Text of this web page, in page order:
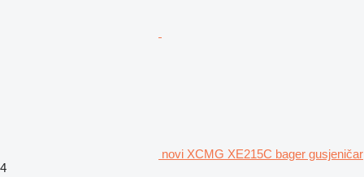
novi XCMG XE215C bager gusjeničar
4